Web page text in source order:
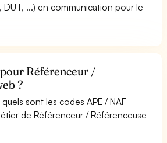
DUT, ...) en communication pour le
Référenceur /
?
sont les codes APE / NAF
de Référenceur / Référenceuse